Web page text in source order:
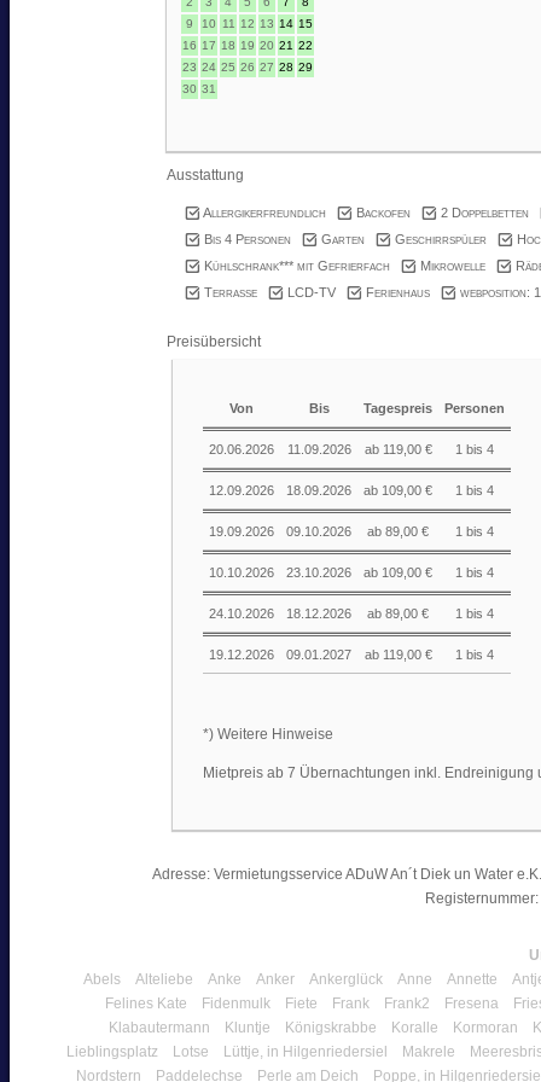
9
10 11 12 13 14 15
16 17 18 19 20 21 22
23 24 25 26 27 28 29
30 31
Ausstattung
Allergikerfreundlich Backofen
2 Doppelbetten
Bis 4 Personen
Garten Geschirrspüler
Kühlschrank*** mit Gefrierfach
Mikrowelle
Terrasse
LCD-TV Ferienhaus webposition: 1
Preisübersicht
Von Bis Tagespreis Personen
20.06.2026 11.09.2026 ab 119,00 € 1 bis 4
12.09.2026 18.09.2026 ab 109,00 € 1 bis 4
19.09.2026 09.10.2026 ab 89,00 € 1 bis 4
10.10.2026 23.10.2026 ab 109,00 € 1 bis 4
24.10.2026 18.12.2026 ab 89,00 € 1 bis 4
19.12.2026 09.01.2027 ab 119,00 € 1 bis 4
*) Weitere Hinweise
Mietpreis ab 7 Übernachtungen inkl.
Adresse: Vermietungsservice ADuW An´t Diek un Water
Abels
Alteliebe Anke Anker Ankerglück Anne Annette
Felines Kate
Fidenmulk Fiete Frank Frank2 Fresena
Klabautermann
Kluntje Königskrabbe Koralle Kormoran
Lieblingsplatz
Lotse Lüttje, in Hilgenriedersiel Makrele
Nordstern
Paddelechse Perle am Deich
Poppe, in